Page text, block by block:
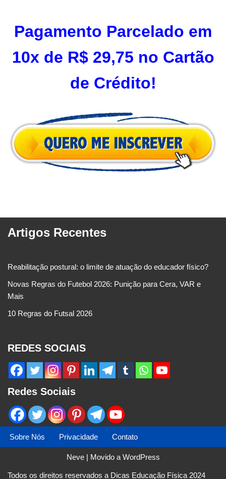
Pagamento Parcelado em
10x de R$ 29,75 no Cartão
de Crédito!
Artigos Recentes
Reabilitação postural: o limite de atuação do educador físico?
Novas Regras do Futebol 2026: Punição para Cera, VAR e
Mais
10 Regras do Futsal 2026
REDES SOCIAIS
Redes Sociais
Sobre Nós Privacidade Contato
Neve| Movido a WordPress
Todos os direitos reservados a Dicas Educação Física 2024